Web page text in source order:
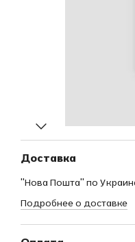
Доставка
"Нова Пошта" по
Подробнее о доставке